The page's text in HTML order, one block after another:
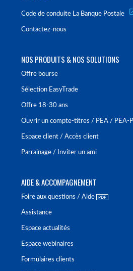
Code de conduite La Banque Postale
Contactez-nous
NOS PRODUITS & NOS SOLUTIONS
Offre bourse
Sélection EasyTrade
Offre 18-30 ans
Ouvrir un compte-titres / PEA / PEA-
Espace client / Accès client
Parrainage / Inviter un ami
AIDE & ACCOMPAGNEMENT
Foire aux questions / Aide
Assistance
Espace actualités
Espace webinaires
Formulaires clients